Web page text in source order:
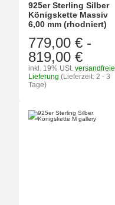
925er Sterling Silber
Königskette Massiv
6,00 mm (rhodniert)
779,00 € -
819,00 €
inkl. 19% USt. versandfreie
Lieferung (Lieferzeit: 2 - 3
Tage)